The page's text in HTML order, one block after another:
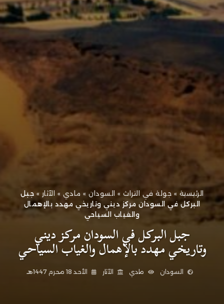
الرئيسية » جولة في التراث » السودان » مادي » الآثار » جبل
البركل في السودان مركز ديني وتاريخي مهدد بالإهمال
والغياب السياحي
جبل البركل في السودان مركز ديني
وتاريخي مهدد بالإهمال والغياب السياحي
السودان مادي الآثار الأحد 18 محرم 1447هـ